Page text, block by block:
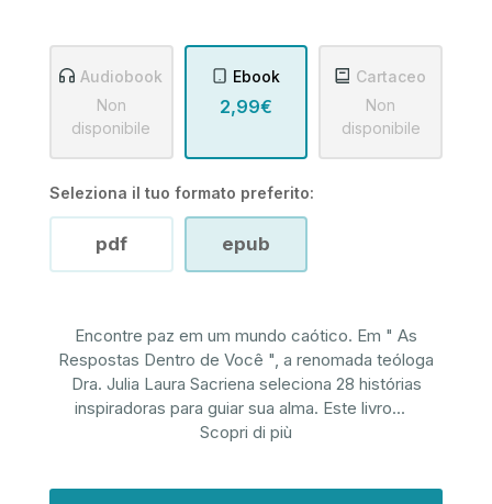
Audiobook
Non
disponibile
Ebook
2,99€
Cartaceo
Non
disponibile
Seleziona il tuo formato preferito:
pdf epub
Encontre paz em um mundo caótico. Em " As
Respostas Dentro de Você ", a renomada teóloga
Dra. Julia Laura Sacriena seleciona 28 histórias
inspiradoras para guiar sua alma. Este livro...
Scopri di più